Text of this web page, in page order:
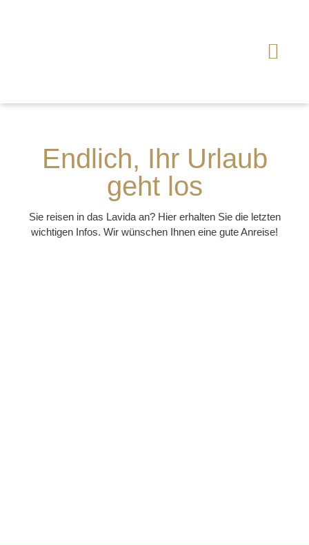
Endlich, Ihr Urlaub
geht los
Sie reisen in das Lavida an? Hier erhalten Sie die letzten
wichtigen Infos. Wir wünschen Ihnen eine gute Anreise!